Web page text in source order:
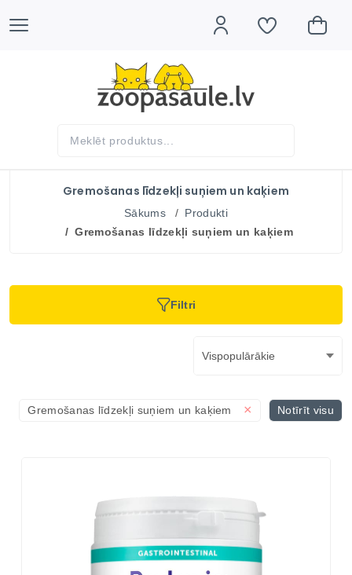
Gremošanas līdzekļi suņiem un kaķiem
Sākums
Produkti
Gremošanas līdzekļi suņiem un kaķiem
Filtri
Gremošanas līdzekļi suņiem un kaķiem × Notīrīt visu